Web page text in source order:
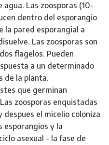
agua. Las zoosporas (10-
dentro del esporangio
la pared esporangial a
Las zoosporas son
flagelos. Pueden
a un determinado
de la planta.
que germinan
zoosporas enquistadas
el micelio coloniza
esporangios y la
asexual – la fase de